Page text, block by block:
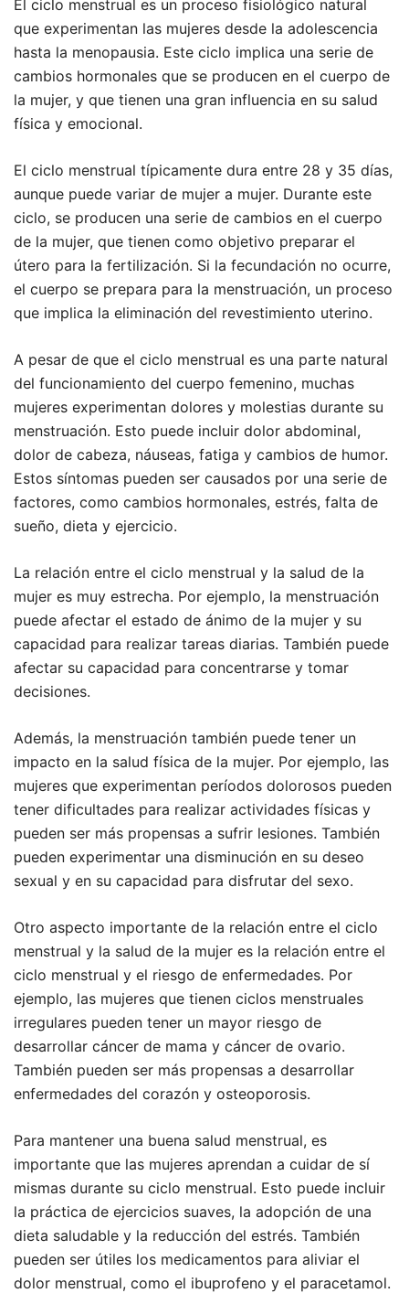
El ciclo menstrual es un proceso fisiológico natural
que experimentan las mujeres desde la adolescencia
hasta la menopausia. Este ciclo implica una serie de
cambios hormonales que se producen en el cuerpo de
la mujer, y que tienen una gran influencia en su salud
física y emocional.
El ciclo menstrual típicamente dura entre 28 y 35 días,
aunque puede variar de mujer a mujer. Durante este
ciclo, se producen una serie de cambios en el cuerpo
de la mujer, que tienen como objetivo preparar el
útero para la fertilización. Si la fecundación no ocurre,
el cuerpo se prepara para la menstruación, un proceso
que implica la eliminación del revestimiento uterino.
A pesar de que el ciclo menstrual es una parte natural
del funcionamiento del cuerpo femenino, muchas
mujeres experimentan dolores y molestias durante su
menstruación. Esto puede incluir dolor abdominal,
dolor de cabeza, náuseas, fatiga y cambios de humor.
Estos síntomas pueden ser causados por una serie de
factores, como cambios hormonales, estrés, falta de
sueño, dieta y ejercicio.
La relación entre el ciclo menstrual y la salud de la
mujer es muy estrecha. Por ejemplo, la menstruación
puede afectar el estado de ánimo de la mujer y su
capacidad para realizar tareas diarias. También puede
afectar su capacidad para concentrarse y tomar
decisiones.
Además, la menstruación también puede tener un
impacto en la salud física de la mujer. Por ejemplo, las
mujeres que experimentan períodos dolorosos pueden
tener dificultades para realizar actividades físicas y
pueden ser más propensas a sufrir lesiones. También
pueden experimentar una disminución en su deseo
sexual y en su capacidad para disfrutar del sexo.
Otro aspecto importante de la relación entre el ciclo
menstrual y la salud de la mujer es la relación entre el
ciclo menstrual y el riesgo de enfermedades. Por
ejemplo, las mujeres que tienen ciclos menstruales
irregulares pueden tener un mayor riesgo de
desarrollar cáncer de mama y cáncer de ovario.
También pueden ser más propensas a desarrollar
enfermedades del corazón y osteoporosis.
Para mantener una buena salud menstrual, es
importante que las mujeres aprendan a cuidar de sí
mismas durante su ciclo menstrual. Esto puede incluir
la práctica de ejercicios suaves, la adopción de una
dieta saludable y la reducción del estrés. También
pueden ser útiles los medicamentos para aliviar el
dolor menstrual, como el ibuprofeno y el paracetamol.